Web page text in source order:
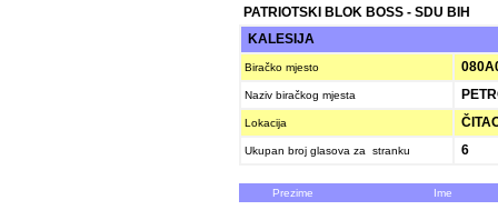
PATRIOTSKI BLOK BOSS - SDU BIH
KALESIJA
Biračko mjesto
Naziv biračkog mjesta
Lokacija
Ukupan broj glasova za stranku 6
Prezime Ime